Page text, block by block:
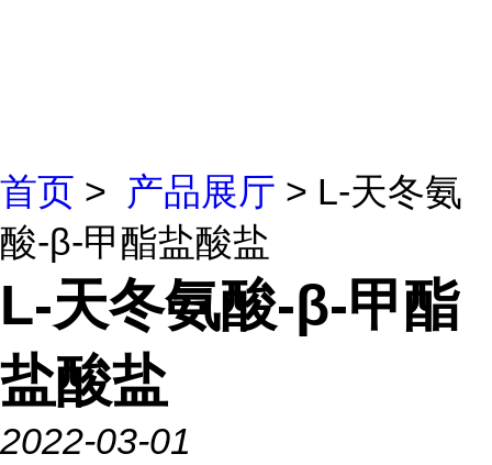
首页 > 产品展厅 > L-天冬氨
酸-β-甲酯盐酸盐
L-天冬氨酸-β-甲酯
盐酸盐
2022-03-01